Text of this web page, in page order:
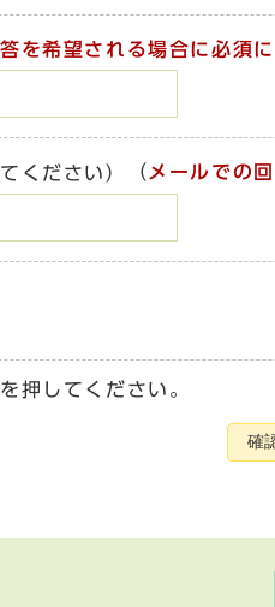
を希望される場合に必須
ください） （ メールでの
押してください。
確